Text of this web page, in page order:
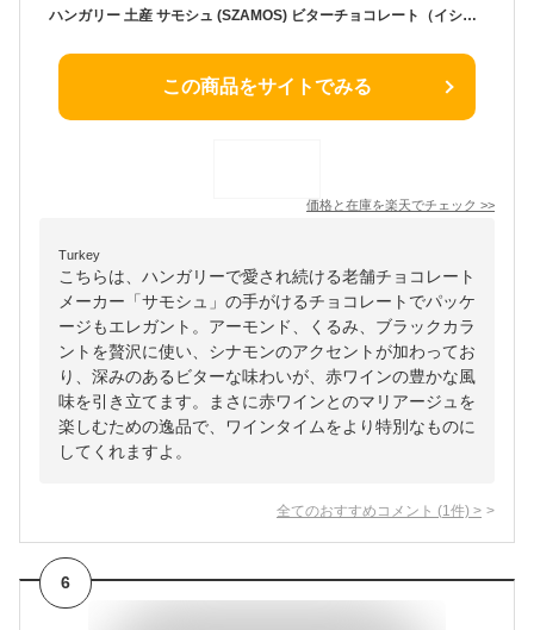
ハンガリー 土産 サモシュ (SZAMOS) ビターチョコレート（イシュレル）【241233】【5400円以上で送料無料】
この商品をサイトでみる
価格と在庫を楽天でチェック >>
Turkey
こちらは、ハンガリーで愛され続ける老舗チョコレート
メーカー「サモシュ」の手がけるチョコレートでパッケ
ージもエレガント。アーモンド、くるみ、ブラックカラ
ントを贅沢に使い、シナモンのアクセントが加わってお
り、深みのあるビターな味わいが、赤ワインの豊かな風
味を引き立てます。まさに赤ワインとのマリアージュを
楽しむための逸品で、ワインタイムをより特別なものに
してくれますよ。
全てのおすすめコメント (1 件) >
6